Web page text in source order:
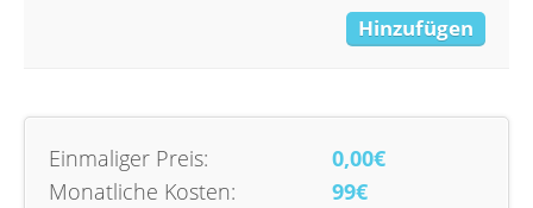
Hinzufügen
Einmaliger Preis:
0,00€
Monatliche Kosten:
99€